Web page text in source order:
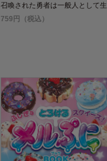
召喚された勇者は一般人として生
きていく?
759円（税込）